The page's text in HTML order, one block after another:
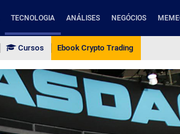
TECNOLOGIA ANÁLISES NEGÓCIOS
Cursos Ebook Crypto Trading